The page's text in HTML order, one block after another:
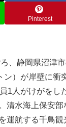
Pinterest
、静岡県沼津
ン）が岸壁に衝
1人がけがをし
清水海上保安
運航する千鳥観